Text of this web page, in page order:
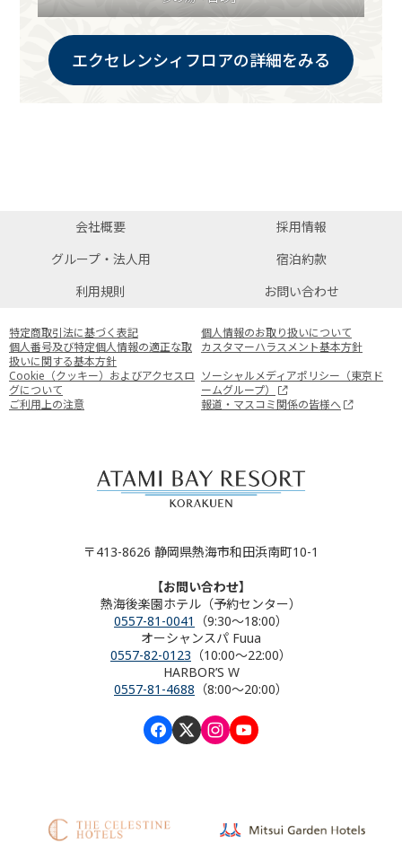
エクセレンシィフロアの詳細をみる
会社概要
採用情報
グループ・法人用
宿泊約款
利用規則
お問い合わせ
特定商取引法に基づく表記
個人情報のお取り扱いについて
個人番号及び特定個人情報の適正な取
扱いに関する基本方針
カスタマーハラスメント基本方針
Cookie（クッキー）およびアクセスロ
グについて
ソーシャルメディアポリシー（東京ド
ームグループ）
ご利用上の注意
報道・マスコミ関係の皆様へ
〒413-8626 静岡県熱海市和田浜南町10-1
【お問い合わせ】
熱海後楽園ホテル（予約センター）
0557-81-0041
（9:30～18:00）
オーシャンスパ Fuua
0557-82-0123 （10:00～22:00）
HARBOR’S W
0557-81-4688 （8:00～20:00）